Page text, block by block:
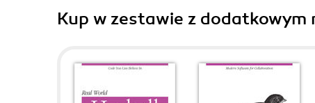
Kup w zestawie z dodatkowym